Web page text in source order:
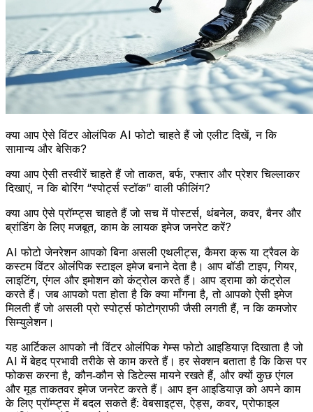
क्या आप ऐसे विंटर ओलंपिक AI फोटो चाहते हैं जो एलीट दिखें, न कि
सामान्य और बेसिक?
क्या आप ऐसी तस्वीरें चाहते हैं जो ताकत, बर्फ, रफ्तार और प्रेशर चिल्लाकर
दिखाएं, न कि बोरिंग “स्पोर्ट्स स्टॉक” वाली फीलिंग?
क्या आप ऐसे प्रॉम्प्ट्स चाहते हैं जो सच में पोस्टर्स, थंबनेल, कवर, बैनर और
ब्रांडिंग के लिए मजबूत, काम के लायक इमेज जनरेट करें?
AI फोटो जेनरेशन आपको बिना असली एथलीट्स, कैमरा क्रू या ट्रैवल के
कस्टम विंटर ओलंपिक स्टाइल इमेज बनाने देता है। आप बॉडी टाइप, गियर,
लाइटिंग, एंगल और इमोशन को कंट्रोल करते हैं। आप ड्रामा को कंट्रोल
करते हैं। जब आपको पता होता है कि क्या माँगना है, तो आपको ऐसी इमेज
मिलती हैं जो असली प्रो स्पोर्ट्स फोटोग्राफी जैसी लगती हैं, न कि कमजोर
सिम्युलेशन।
यह आर्टिकल आपको नौ विंटर ओलंपिक गेम्स फोटो आइडियाज़ दिखाता है जो
AI में बेहद प्रभावी तरीके से काम करते हैं। हर सेक्शन बताता है कि किस पर
फोकस करना है, कौन‑कौन से डिटेल्स मायने रखते हैं, और क्यों कुछ एंगल
और मूड ताकतवर इमेज जनरेट करते हैं। आप इन आइडियाज़ को अपने काम
के लिए प्रॉम्प्ट्स में बदल सकते हैं: वेबसाइट्स, ऐड्स, कवर, प्रोफाइल